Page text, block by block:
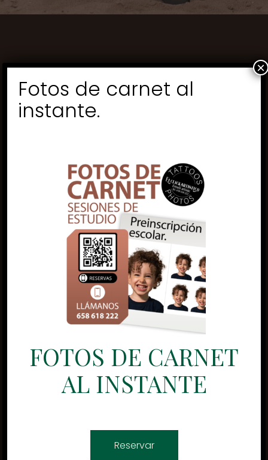
Fotos de carnet al
instante.
FOTOS DE CARNET
AL INSTANTE
Reservar
×